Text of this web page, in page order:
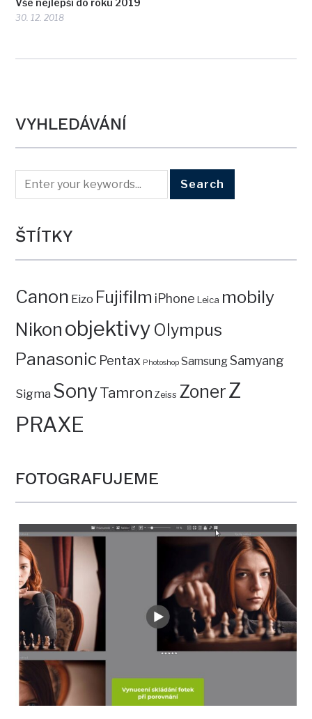
Vše nejlepší do roku 2019
30. 12. 2018
VYHLEDÁVÁNÍ
ŠTÍTKY
Canon Eizo Fujifilm iPhone Leica mobily
Nikon objektivy Olympus
Panasonic Pentax Photoshop SamsungSamyang
Sigma SonyTamron Zeiss ZonerZ
PRAXE
FOTOGRAFUJEME